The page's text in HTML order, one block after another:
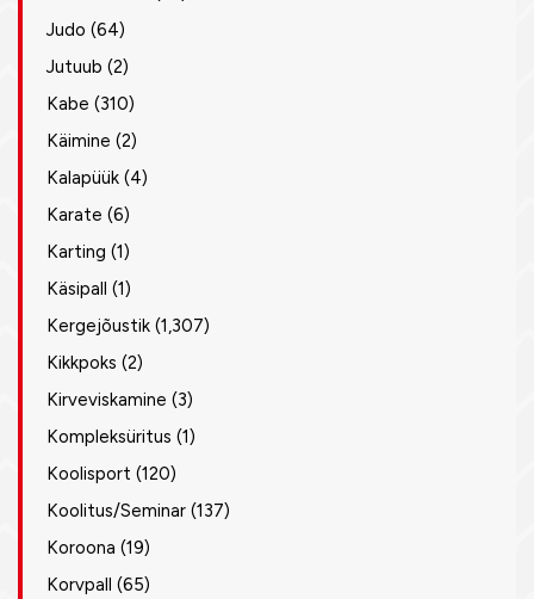
Judo (64)
Jutuub (2)
Kabe (310)
Käimine (2)
Kalapüük (4)
Karate (6)
Karting (1)
Käsipall (1)
Kergejõustik (1,307)
Kikkpoks (2)
Kirveviskamine (3)
Kompleksüritus (1)
Koolisport (120)
Koolitus/Seminar (137)
Koroona (19)
Korvpall (65)